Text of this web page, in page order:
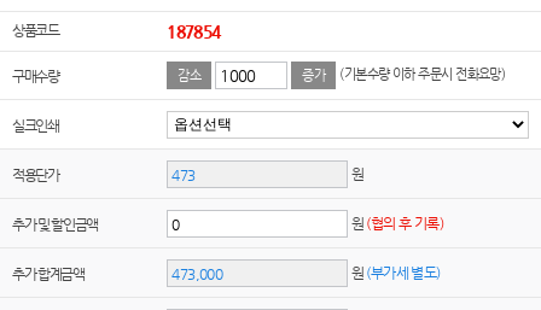
상품코드 187854
구매수량 감소 증가 (기본수량 이하 주문시 전화요망)
실크인쇄
적용단가 원
추가 및 할인금액 원 (협의 후 기록)
추가 합계금액 원 (부가세 별도)